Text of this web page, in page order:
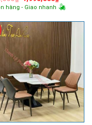
gốc
là:
hiện
tại
hàng - Giao nhanh